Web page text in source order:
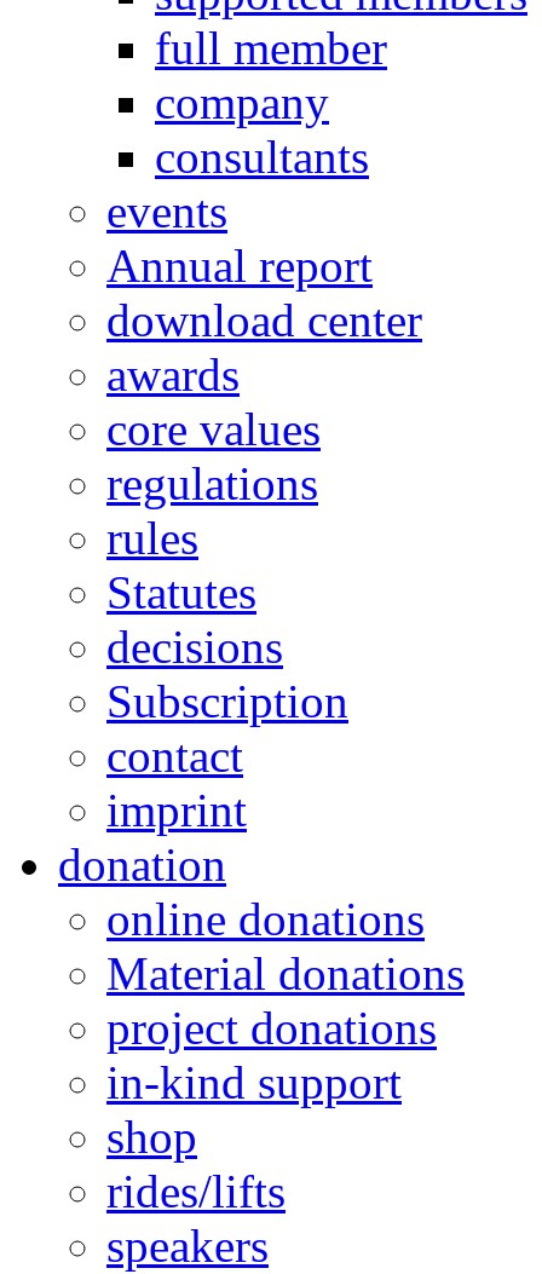
full member
company
consultants
events
Annual report
download center
awards
core values
regulations
rules
Statutes
decisions
Subscription
contact
imprint
donation
online donations
Material donations
project donations
in-kind support
shop
rides/lifts
speakers